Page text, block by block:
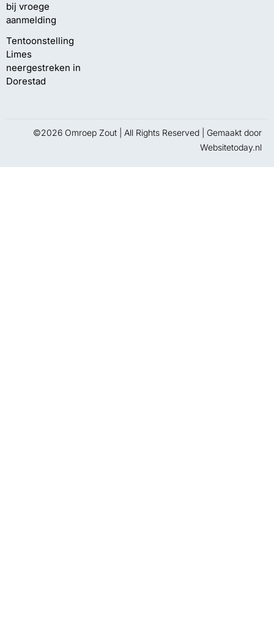
bij vroege
aanmelding
Tentoonstelling
Limes
neergestreken in
Dorestad
©2026 Omroep Zout | All Rights Reserved | Gemaakt door
Websitetoday.nl